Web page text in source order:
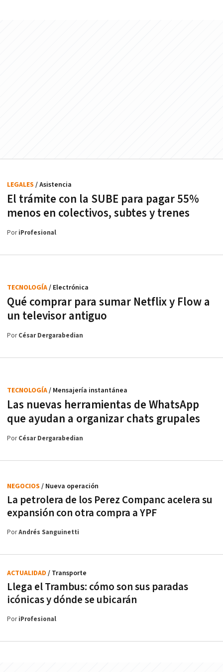
El trámite con la SUBE para pagar 55%
menos en colectivos, subtes y trenes
LEGALES / Asistencia
PoriProfesional
Qué comprar para sumar Netflix y Flow a
un televisor antiguo
TECNOLOGÍA/ Electrónica
PorCésar Dergarabedian
Las nuevas herramientas de WhatsApp
que ayudan a organizar chats grupales
TECNOLOGÍA/ Mensajería instantánea
PorCésar Dergarabedian
La petrolera de los Perez Companc acelera su
expansión con otra compra a YPF
NEGOCIOS / Nueva operación
PorAndrés Sanguinetti
Llega el Trambus: cómo son sus paradas
icónicas y dónde se ubicarán
ACTUALIDAD / Transporte
PoriProfesional